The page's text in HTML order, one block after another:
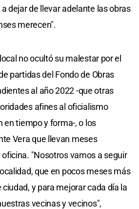
dejar de llevar adelante las obras
merecen".
no ocultó su malestar por el
partidas del Fondo de Obras
al año 2022 -que otras
afines al oficialismo
en tiempo y forma-, o los
Vera que llevan meses
"Nosotros vamos a seguir
que en pocos meses más
y para mejorar cada día la
vecinas y vecinos",